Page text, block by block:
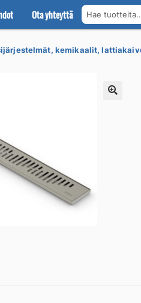
Ota yhteyttä Hae
kemikaalit,